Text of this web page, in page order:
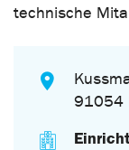
technische
91054